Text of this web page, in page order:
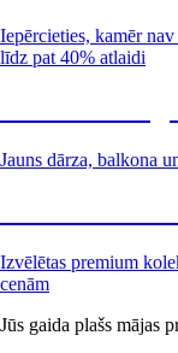
Iepērcieties, kamēr
līdz pat 40% atlaidi
Jauns dārza, balkona
Izvēlētas premium
cenām
Jūs gaida plašs mājas